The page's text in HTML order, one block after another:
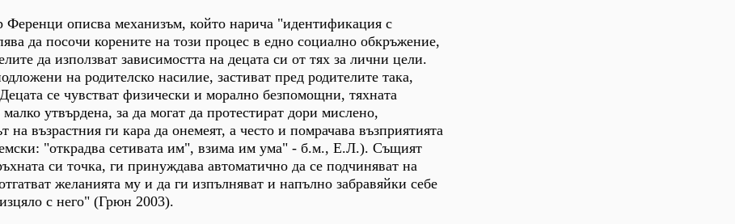
описва механизъм, който нарича "идентификация с
да посочи корените на този процес в едно социално обкръжение,
да използват зависимостта на децата си от тях за лични цели.
на родителско насилие, застиват пред родителите така,
се чувстват физически и морално безпомощни, тяхната
утвърдена, за да могат да протестират дори мислено,
на възрастния ги кара да онемеят, а често и помрачава възприятията
"открадва сетивата им", взима им ума" - б.м., Е.Л.). Същият
си точка, ги принуждава автоматично да се подчиняват на
желанията му и да ги изпълняват и напълно забравяйки себе
с него" (Грюн 2003).